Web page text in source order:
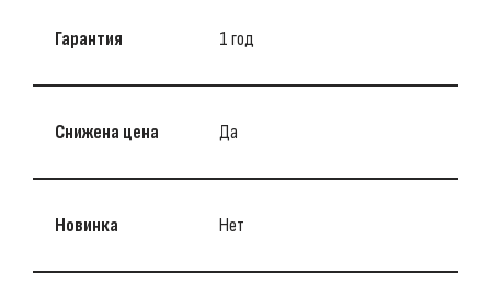
Гарантия 1 год
Снижена цена Да
Новинка Нет